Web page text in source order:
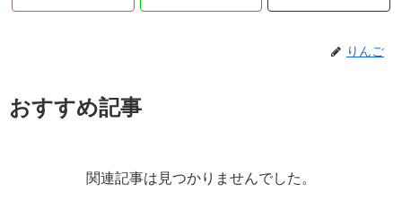
りんご
おすすめ記事
関連記事は見つかりませんでした。